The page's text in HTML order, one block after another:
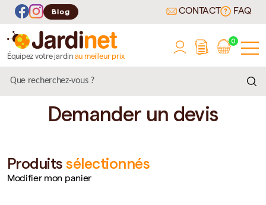
Blog CONTACT FAQ
Équipez votre jardin au meilleur prix
0
Demander un devis
Produitssélectionnés
Modifier mon panier